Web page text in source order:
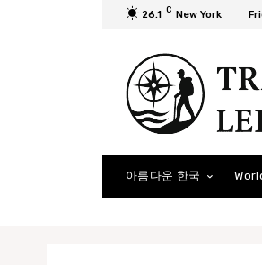
26.1 C New York
아름다운 한국